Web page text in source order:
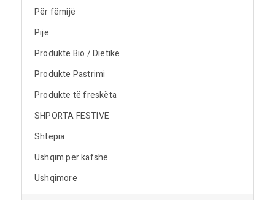
Për fëmijë
Pije
Produkte Bio / Dietike
Produkte Pastrimi
Produkte të freskëta
SHPORTA FESTIVE
Shtëpia
Ushqim për kafshë
Ushqimore